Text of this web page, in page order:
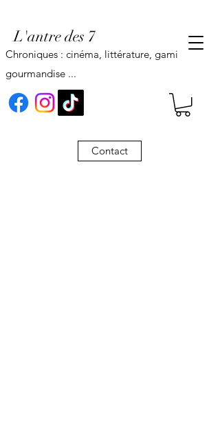
L'antre des 7
Contact
Chroniques : cinéma, littérature, gaming,
gourmandise ...